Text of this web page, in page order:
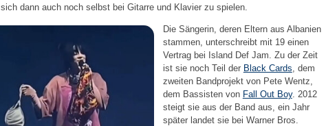
sich dann auch noch selbst bei Gitarre und Klavier zu spielen.
Die Sängerin, deren Eltern aus Albanien
stammen, unterschreibt mit 19 einen
Vertrag bei Island Def Jam. Zu der Zeit
ist sie noch Teil der Black Cards , dem
zweiten Bandprojekt von Pete Wentz,
dem Bassisten von Fall Out Boy. 2012
steigt sie aus der Band aus, ein Jahr
später landet sie bei Warner Bros.